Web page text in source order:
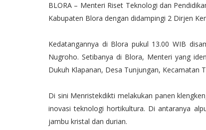
BLORA – Menteri Riset Teknologi dan
Kabupaten Blora dengan didampingi 2 Dirjen
Kedatangannya di Blora pukul 13.00 WIB
Nugroho. Setibanya di Blora, Menteri yang
Dukuh Klapanan, Desa Tunjungan, Kecamatan
Di sini Menristekdikti melakukan panen
inovasi teknologi hortikultura. Di antaranya
jambu kristal dan durian.